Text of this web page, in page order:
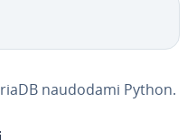
naudodami Python.